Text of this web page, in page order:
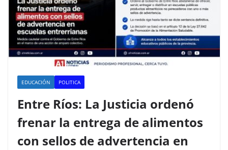
EDUCACIÓN POLITICA
Entre Ríos: La Justicia ordenó
frenar la entrega de alimentos
con sellos de advertencia en